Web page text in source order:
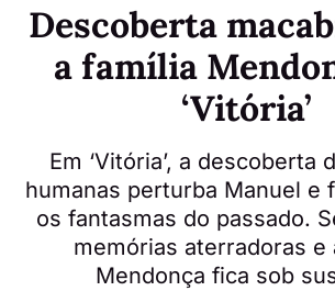
Descoberta
a família
‘Vitória’
Em ‘Vitória’, a descoberta
humanas perturba Manuel e
os fantasmas do passado.
memórias aterradoras e
Mendonça fica sob